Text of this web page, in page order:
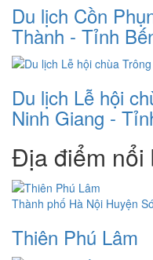
Du lịch Cồn
Thành - Tỉnh
Du lịch Lễ hội
Ninh Giang -
Địa điểm nổi
Thành phố Hà Nội Huyện
Thiên Phú Lâm